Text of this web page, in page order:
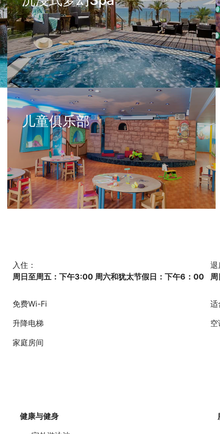
儿童俱乐部
入住：
周日至周五：下午3:00 周六和犹太节假日：下午6：00
退
免费Wi-Fi
适
升降电梯
家庭房间
健康与健身